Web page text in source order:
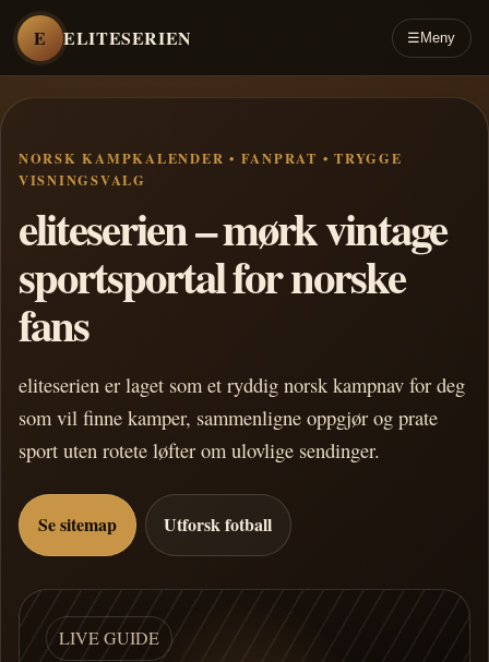
E ELITESERIEN ☰ Meny
NORSK KAMPKALENDER • FANPRAT • TRYGGE
VISNINGSVALG
eliteserien – mørk vintage
sportsportal for norske
fans
eliteserien er laget som et ryddig norsk kampnav for deg
som vil finne kamper, sammenligne oppgjør og prate
sport uten rotete løfter om ulovlige sendinger.
Se sitemap Utforsk fotball
LIVE GUIDE